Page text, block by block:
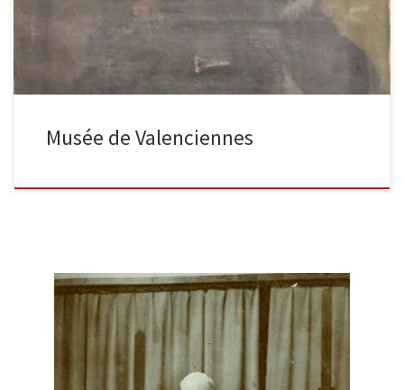
Musée de Valenciennes